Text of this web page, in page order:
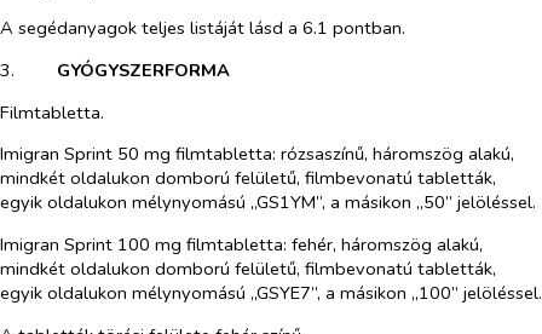
A segédanyagok teljes listáját lásd a 6.1 pontban.
3.​
GYÓGYSZERFORMA
Filmtabletta.
Imigran Sprint 50 mg filmtabletta: rózsaszínű, háromszög alakú,
mindkét oldalukon domború felületű, filmbevonatú tabletták,
egyik oldalukon mélynyomású „GS1YM”, a másikon „50” jelöléssel.
Imigran Sprint 100 mg filmtabletta: fehér, háromszög alakú,
mindkét oldalukon domború felületű, filmbevonatú tabletták,
egyik oldalukon mélynyomású „GSYE7”, a másikon „100” jelöléssel.